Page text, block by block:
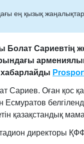
ең қызық
Болат Сариевтің
Сариев. Оған
қазақстандық
директоры